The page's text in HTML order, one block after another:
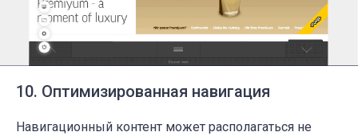
10. Оптимизированная навигация
Навигационный контент может располагаться не